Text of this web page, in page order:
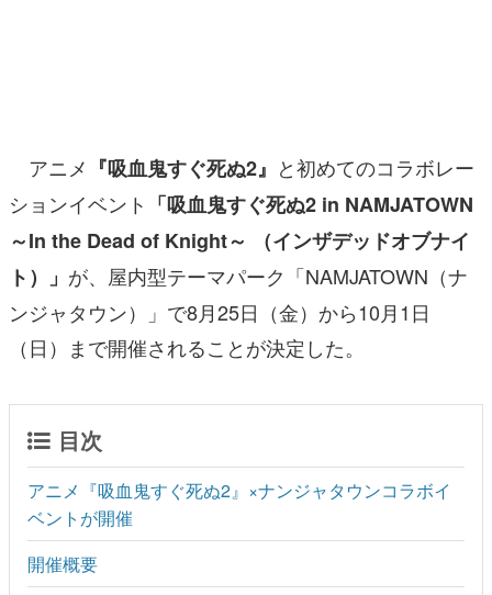
アプリレビュー
その他
電ファミニコゲーマーとは？
運営：株式会社マレ
アニメ 『吸血鬼すぐ死ぬ2』 と初めてのコラボレー
ションイベント 「吸血鬼すぐ死ぬ2 in NAMJATOWN
～In the Dead of Knight～ （インザデッドオブナイ
ト）」 が、屋内型テーマパーク「NAMJATOWN（ナ
ンジャタウン）」で8月25日（金）から10月1日
（日）まで開催されることが決定した。
目次
アニメ『吸血鬼すぐ死ぬ2』×ナンジャタウンコラボイ
ベントが開催
開催概要